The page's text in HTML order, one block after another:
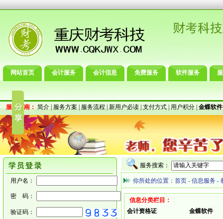
网站首页 会计服务 会计信息 免费服务 软件服务
服务指南： 简介|服务方案|服务流程|新用户必读|支付方式|用户积分|金蝶软件
用户名：
密 码：
验证码：
服务搜索：
你所处的位置： 首页 - 信息服务 -
信息分类栏目：
会计资格证
金蝶软件